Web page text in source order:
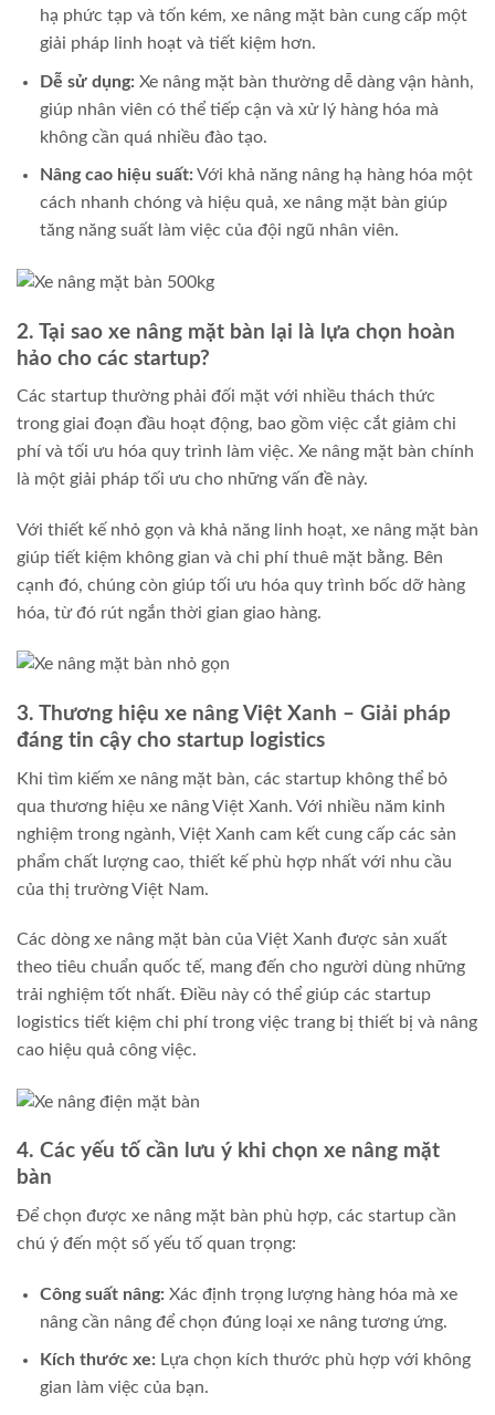
hạ phức tạp và tốn kém, xe nâng mặt bàn cung cấp một
giải pháp linh hoạt và tiết kiệm hơn.
Dễ sử dụng: Xe nâng mặt bàn thường dễ dàng vận hành,
giúp nhân viên có thể tiếp cận và xử lý hàng hóa mà
không cần quá nhiều đào tạo.
Nâng cao hiệu suất: Với khả năng nâng hạ hàng hóa một
cách nhanh chóng và hiệu quả, xe nâng mặt bàn giúp
tăng năng suất làm việc của đội ngũ nhân viên.
2. Tại sao xe nâng mặt bàn lại là lựa chọn hoàn
hảo cho các startup?
Các startup thường phải đối mặt với nhiều thách thức
trong giai đoạn đầu hoạt động, bao gồm việc cắt giảm chi
phí và tối ưu hóa quy trình làm việc. Xe nâng mặt bàn chính
là một giải pháp tối ưu cho những vấn đề này.
Với thiết kế nhỏ gọn và khả năng linh hoạt, xe nâng mặt bàn
giúp tiết kiệm không gian và chi phí thuê mặt bằng. Bên
cạnh đó, chúng còn giúp tối ưu hóa quy trình bốc dỡ hàng
hóa, từ đó rút ngắn thời gian giao hàng.
3. Thương hiệu xe nâng Việt Xanh – Giải pháp
đáng tin cậy cho startup logistics
Khi tìm kiếm xe nâng mặt bàn, các startup không thể bỏ
qua thương hiệu xe nâng Việt Xanh. Với nhiều năm kinh
nghiệm trong ngành, Việt Xanh cam kết cung cấp các sản
phẩm chất lượng cao, thiết kế phù hợp nhất với nhu cầu
của thị trường Việt Nam.
Các dòng xe nâng mặt bàn của Việt Xanh được sản xuất
theo tiêu chuẩn quốc tế, mang đến cho người dùng những
trải nghiệm tốt nhất. Điều này có thể giúp các startup
logistics tiết kiệm chi phí trong việc trang bị thiết bị và nâng
cao hiệu quả công việc.
4. Các yếu tố cần lưu ý khi chọn xe nâng mặt
bàn
Để chọn được xe nâng mặt bàn phù hợp, các startup cần
chú ý đến một số yếu tố quan trọng:
Công suất nâng: Xác định trọng lượng hàng hóa mà xe
nâng cần nâng để chọn đúng loại xe nâng tương ứng.
Kích thước xe: Lựa chọn kích thước phù hợp với không
gian làm việc của bạn.